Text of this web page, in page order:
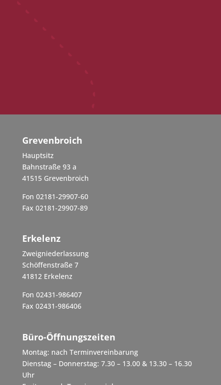
Grevenbroich
Hauptsitz
Bahnstraße 93 a
41515 Grevenbroich
Fon 02181-29907-60
Fax 02181-29907-89
Erkelenz
Zweigniederlassung
Schöffenstraße 7
41812 Erkelenz
Fon 02431-986407
Fax 02431-986406
Büro-Öffnungszeiten
Montag: nach Terminvereinbarung
Dienstag – Donnerstag: 7.30 – 13.00 & 13.30 – 16.30
Uhr